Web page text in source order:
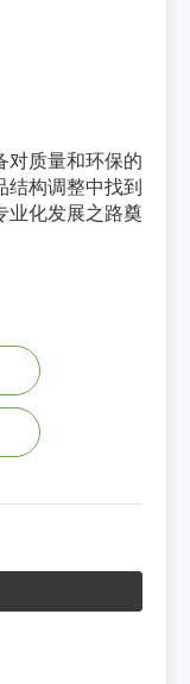
对质量和环保的
结构调整中找到
业化发展之路奠